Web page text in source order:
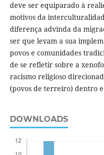
deve ser equiparado à
motivos da
diferença advinda da
ser que levam a sua
povos e comunidades
de se refletir sobre a
racismo religioso
(povos de terreiro) dentro
DOWNLOADS